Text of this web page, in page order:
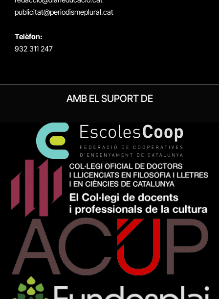
publicitat@periodismeplural.cat
Telèfon:
932 311 247
AMB EL SUPORT DE